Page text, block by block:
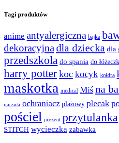
Tagi produktów
anime antyalergiczna bajka
dekoracyjna dla dziecka dla
przedszkola do spania do
harry potterkoc kocyk kołdra
maskotka medical Miś na
narzuta ochraniacz plażowy plecak
pościel prezent przytulanka
STITCH wycieczka zabawka